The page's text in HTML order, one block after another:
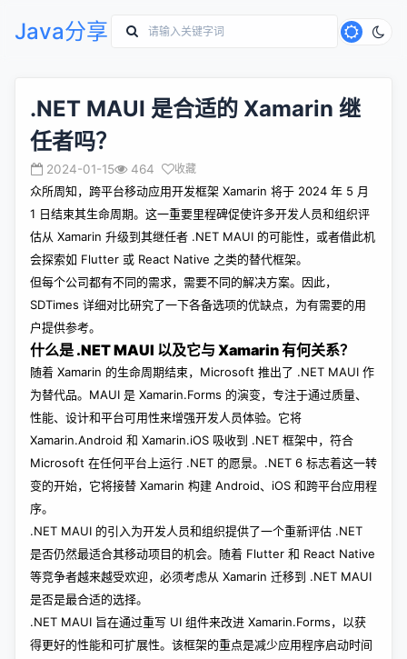
Java分享
.NET MAUI 是合适的 Xamarin 继
任者吗？
2024-01-15 464 收藏
众所周知，跨平台移动应用开发框架 Xamarin 将于 2024 年 5 月
1 日结束其生命周期。这一重要里程碑促使许多开发人员和组织评
估从 Xamarin 升级到其继任者 .NET MAUI 的可能性，或者借此机
会探索如 Flutter 或 React Native 之类的替代框架。
但每个公司都有不同的需求，需要不同的解决方案。因此，
SDTimes 详细对比研究了一下各备选项的优缺点，为有需要的用
户提供参考。
什么是 .NET MAUI 以及它与 Xamarin 有何关系？
随着 Xamarin 的生命周期结束，Microsoft 推出了 .NET MAUI 作
为替代品。MAUI 是 Xamarin.Forms 的演变，专注于通过质量、
性能、设计和平台可用性来增强开发人员体验。它将
Xamarin.Android 和 Xamarin.iOS 吸收到 .NET 框架中，符合
Microsoft 在任何平台上运行 .NET 的愿景。.NET 6 标志着这一转
变的开始，它将接替 Xamarin 构建 Android、iOS 和跨平台应用程
序。
.NET MAUI 的引入为开发人员和组织提供了一个重新评估 .NET
是否仍然最适合其移动项目的机会。随着 Flutter 和 React Native
等竞争者越来越受欢迎，必须考虑从 Xamarin 迁移到 .NET MAUI
是否是最合适的选择。
.NET MAUI 旨在通过重写 UI 组件来改进 Xamarin.Forms，以获
得更好的性能和可扩展性。该框架的重点是减少应用程序启动时间